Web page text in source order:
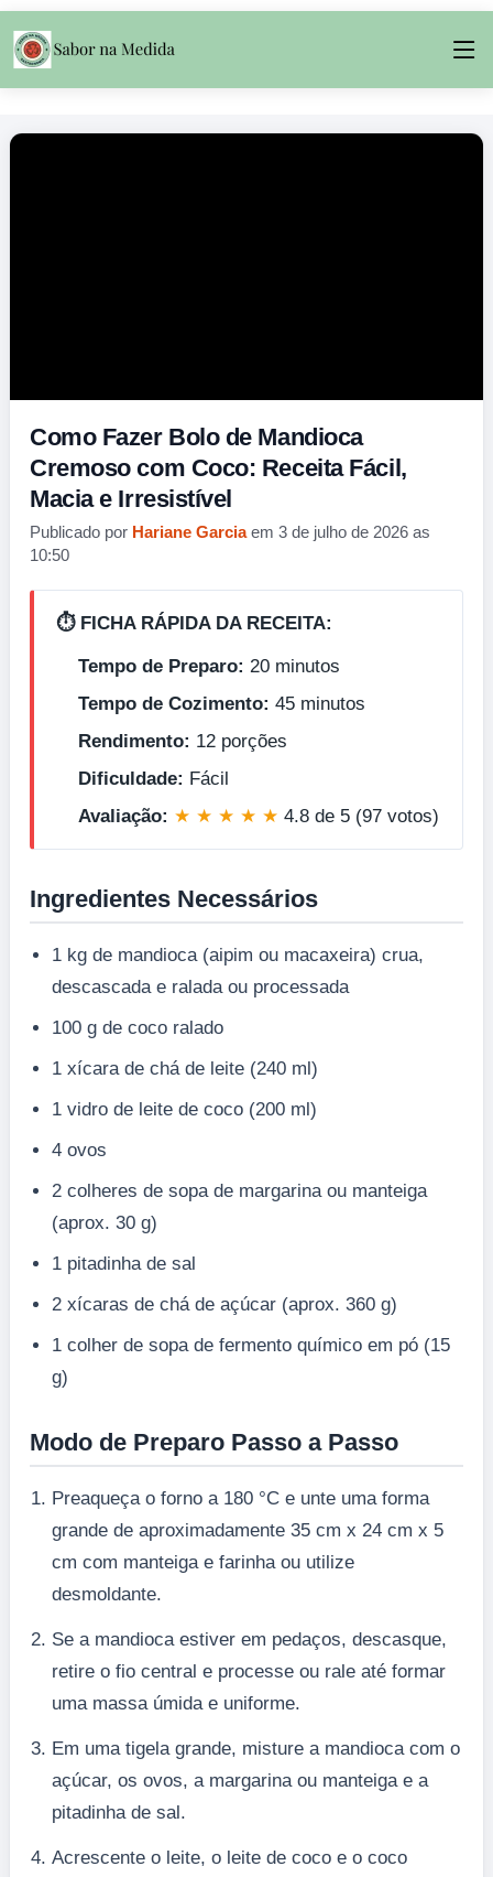
Como Fazer Bolo de Mandioca
Cremoso com Coco: Receita Fácil,
Macia e Irresistível
Publicado por Hariane Garciaem 3 de julho de 2026 as
10:50
⏱️ FICHA RÁPIDA DA RECEITA:
Tempo de Preparo: 20 minutos
Tempo de Cozimento: 45 minutos
Rendimento: 12 porções
Dificuldade: Fácil
Avaliação: ★ ★ ★ ★ ★ 4.8 de 5 (97 votos)
Ingredientes Necessários
1 kg de mandioca (aipim ou macaxeira) crua,
descascada e ralada ou processada
100 g de coco ralado
1 xícara de chá de leite (240 ml)
1 vidro de leite de coco (200 ml)
4 ovos
2 colheres de sopa de margarina ou manteiga
(aprox. 30 g)
1 pitadinha de sal
2 xícaras de chá de açúcar (aprox. 360 g)
1 colher de sopa de fermento químico em pó (15
g)
Modo de Preparo Passo a Passo
Preaqueça o forno a 180 °C e unte uma forma
grande de aproximadamente 35 cm x 24 cm x 5
cm com manteiga e farinha ou utilize
desmoldante.
Se a mandioca estiver em pedaços, descasque,
retire o fio central e processe ou rale até formar
uma massa úmida e uniforme.
Em uma tigela grande, misture a mandioca com o
açúcar, os ovos, a margarina ou manteiga e a
pitadinha de sal.
Acrescente o leite, o leite de coco e o coco